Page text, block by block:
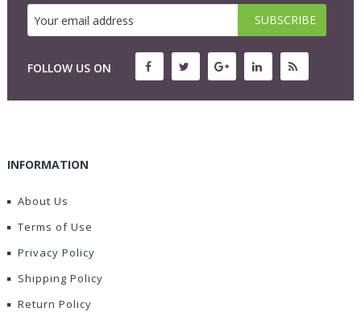
FOLLOW US ON
INFORMATION
About Us
Terms of Use
Privacy Policy
Shipping Policy
Return Policy